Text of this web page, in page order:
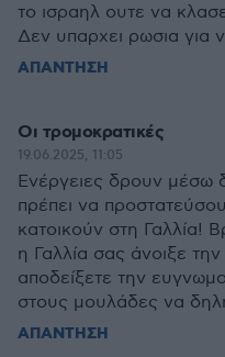
το ισραηλ ουτε να
Δεν υπαρχει ρωσια για
ΑΠΑΝΤΗΣΗ
Οι τρομοκρατικές
19.06.2025, 11:05
Ενέργειες δρουν μέσω
πρέπει να
κατοικούν στη Γαλλία!
η Γαλλία σας άνοιξε
αποδείξετε την
στους μουλάδες να
ΑΠΑΝΤΗΣΗ